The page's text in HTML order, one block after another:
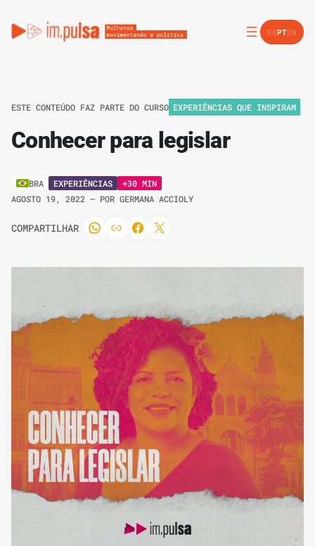
ESPTEN
ESTE CONTEÚDO FAZ PARTE DO CURSO EXPERIÊNCIAS QUE INSPIRAM
Conhecer para legislar
BRA EXPERIÊNCIAS
+30 MIN
AGOSTO 19, 2022 – POR GERMANA ACCIOLY
COMPARTILHAR